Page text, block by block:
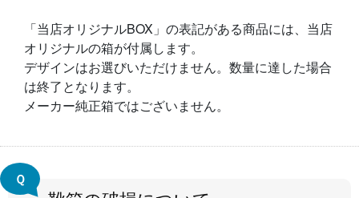
「当店オリジナルBOX」の表記がある商品には、当店
オリジナルの箱が付属します。
デザインはお選びいただけません。数量に達した場合
は終了となります。
メーカー純正箱ではございません。
Ｑ